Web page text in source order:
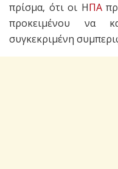
πρίσμα, ότι οι ΗΠΑ
προκειμένου να
συγκεκριμένη